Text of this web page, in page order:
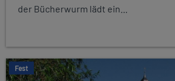
der Bücherwurm lädt ein...
Fest